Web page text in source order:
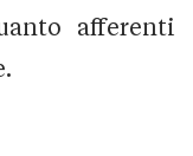
afferenti